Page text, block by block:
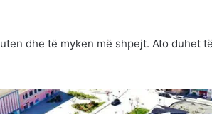
dhe të myken më shpejt. Ato duhet